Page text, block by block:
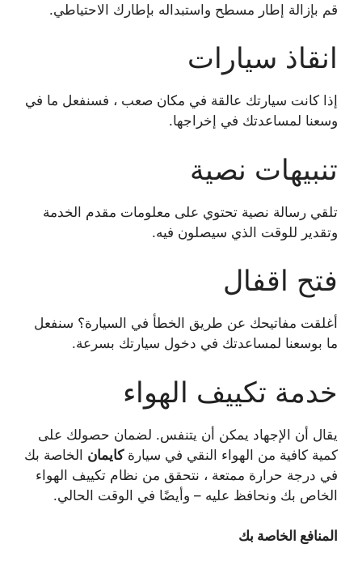
قم بإزالة إطار مسطح واستبداله بإطارك الاحتياطي.
انقاذ سيارات
إذا كانت سيارتك عالقة في مكان صعب ، فسنفعل ما في
وسعنا لمساعدتك في إخراجها.
تنبيهات نصية
تلقي رسالة نصية تحتوي على معلومات مقدم الخدمة
وتقدير للوقت الذي سيصلون فيه.
فتح اقفال
أغلقت مفاتيحك عن طريق الخطأ في السيارة؟ سنفعل
ما بوسعنا لمساعدتك في دخول سيارتك بسرعة.
خدمة تكييف الهواء
يقال أن الإجهاد يمكن أن يتنفس. لضمان حصولك على
كمية كافية من الهواء النقي في سيارةكايمان الخاصة بك
في درجة حرارة ممتعة ، نتحقق من نظام تكييف الهواء
الخاص بك ونحافظ عليه – وأيضًا في الوقت الحالي.
المنافع الخاصة بك